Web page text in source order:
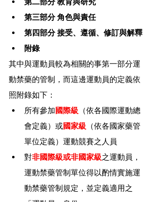
第二部分 教育與研究
第三部分 角色與責任
第四部分 接受、遵循、修訂與解釋
附錄
其中與運動員較為相關的事第一部分運
動禁藥的管制，而這邊運動員的定義依
照附錄如下：
所有參加 國際級 （依各國際運動總
會定義）或國家級 （依各國家藥管
單位定義）運動競賽之人員
對非國際級或非國家級之運動員，
運動禁藥管制單位得以酌情實施運
動禁藥管制規定，並定義適用之